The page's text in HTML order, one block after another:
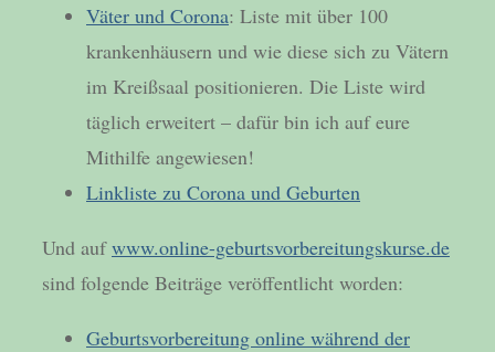
Väter und Corona: Liste mit über 100
krankenhäusern und wie diese sich zu Vätern
im Kreißsaal positionieren. Die Liste wird
täglich erweitert – dafür bin ich auf eure
Mithilfe angewiesen!
Linkliste zu Corona und Geburten
Und aufwww.online-geburtsvorbereitungskurse.de
sind folgende Beiträge veröffentlicht worden:
Geburtsvorbereitung online während der